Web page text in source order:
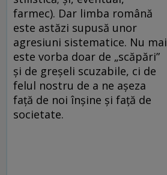
farmec). Dar limba română
este astăzi supusă unor
agresiuni sistematice. Nu mai
este vorba doar de „scăpări”
şi de greşeli scuzabile, ci de
felul nostru de a ne aşeza
faţă de noi înşine şi faţă de
societate.